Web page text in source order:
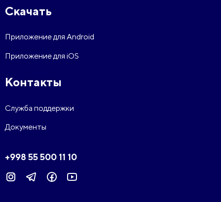
Скачать
Приложение для Android
Приложение для iOS
Контакты
Служба поддержки
Документы
+998 55 500 11 10